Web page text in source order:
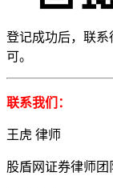
登记成功后，联
可。
联系我们：
王虎 律师
股盾网证券律师团